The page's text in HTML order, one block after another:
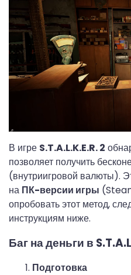
В игре S.T.A.L.K.E.R. 2
позволяет получить
(внутриигровой валюты).
на ПК-версии игры
опробовать этот метод,
инструкциям ниже.
Баг на деньги в
Подготовка